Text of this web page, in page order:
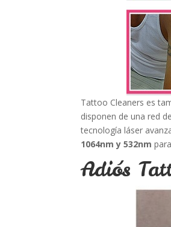
Tattoo Cleaners es
disponen de una red
tecnología láser
1064nm y 532nm
Adiós